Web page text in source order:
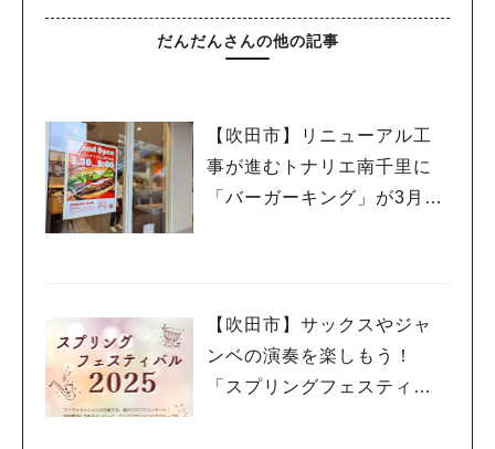
だんだんさんの他の記事
【吹田市】リニューアル工
事が進むトナリエ南千里に
「バーガーキング」が3月20
【吹田市】サックスやジャ
ンベの演奏を楽しもう！
「スプリングフェスティバ